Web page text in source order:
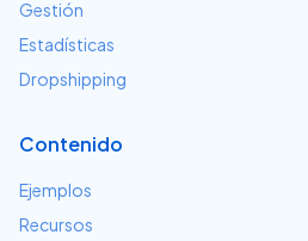
Gestión
Estadísticas
Dropshipping
Contenido
Ejemplos
Recursos